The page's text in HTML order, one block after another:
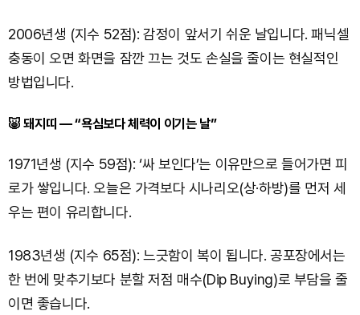
2006년생 (지수 52점): 감정이 앞서기 쉬운 날입니다. 패닉셀
충동이 오면 화면을 잠깐 끄는 것도 손실을 줄이는 현실적인
방법입니다.
🐷 돼지띠 — “욕심보다 체력이 이기는 날”
1971년생 (지수 59점): ‘싸 보인다’는 이유만으로 들어가면 피
로가 쌓입니다. 오늘은 가격보다 시나리오(상·하방)를 먼저 세
우는 편이 유리합니다.
1983년생 (지수 65점): 느긋함이 복이 됩니다. 공포장에서는
한 번에 맞추기보다 분할 저점 매수(Dip Buying)로 부담을 줄
이면 좋습니다.